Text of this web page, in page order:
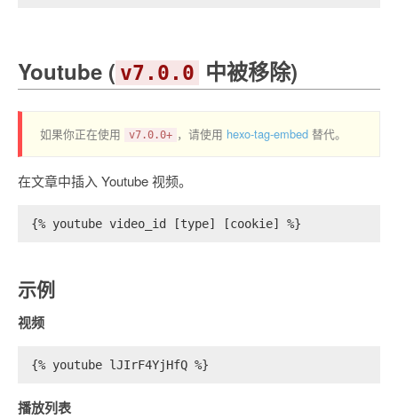
Youtube ( v7.0.0 中被移除)
如果你正在使用 v7.0.0+ ，请使用 hexo-tag-embed 替代。
在文章中插入 Youtube 视频。
{% youtube video_id [type] [cookie] %}
示例
视频
{% youtube lJIrF4YjHfQ %}
播放列表